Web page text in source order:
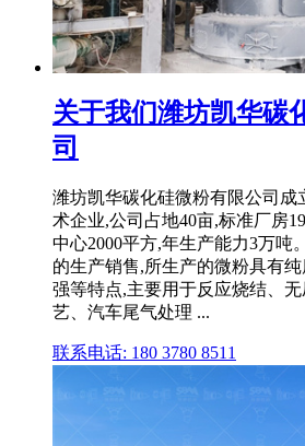
关于我们潍坊凯华碳
司
潍坊凯华碳化硅微粉有限公司成
术企业,公司占地40亩,标准厂房
中心2000平方,年生产能力3万吨
的生产销售,所生产的微粉具有
强等特点,主要用于反应烧结、
艺、汽车尾气处理 ...
联系电话: 180 3780 8511